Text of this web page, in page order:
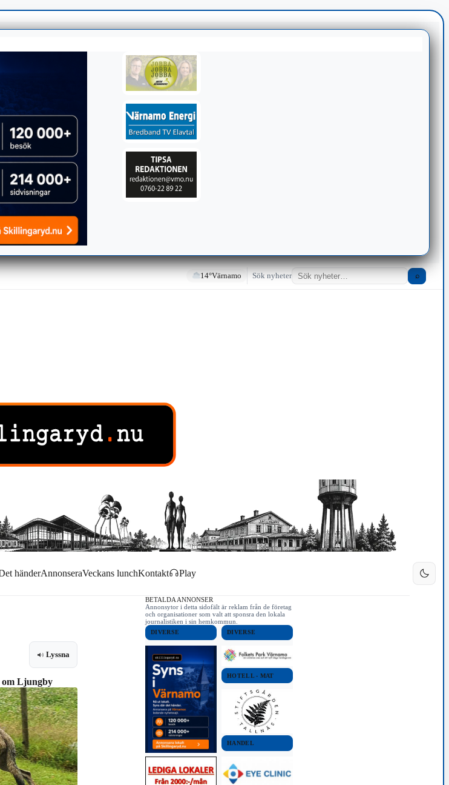
14°Värnamo Sök nyheter ⌕
händerAnnonseraVeckans lunchKontakt Play
Lyssna
om Ljungby
BETALDA ANNONSER
Annonsytor i detta sidofält är reklam från de företag
och organisationer som valt att sponsra den lokala
journalistiken i sin hemkommun.
DIVERSE DIVERSE
HOTELL - MAT
HANDEL